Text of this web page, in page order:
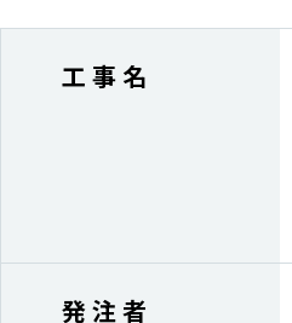
工 事 名
発 注 者